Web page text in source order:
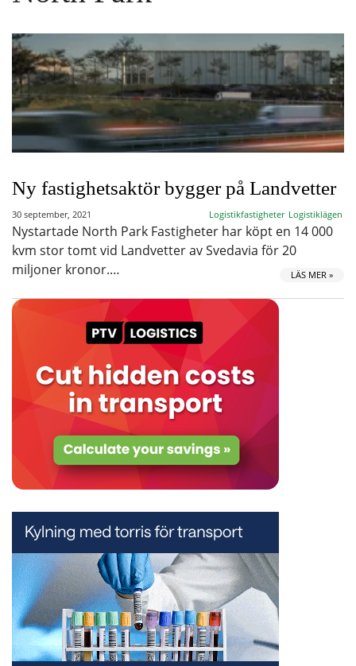
Ny fastighetsaktör bygger på Landvetter
30 september, 2021 Logistikfastigheter Logistiklägen
Nystartade North Park Fastigheter har köpt en 14 000
kvm stor tomt vid Landvetter av Svedavia för 20
miljoner kronor.…
LÄS MER »